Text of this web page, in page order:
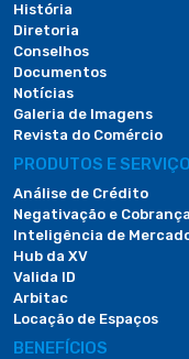
História
Diretoria
Conselhos
Documentos
Notícias
Galeria de Imagens
Revista do Comércio
PRODUTOS E
Análise de Crédito
Negativação e Cobrança
Inteligência de
Hub da XV
Valida ID
Arbitac
Locação de Espaços
BENEFÍCIOS